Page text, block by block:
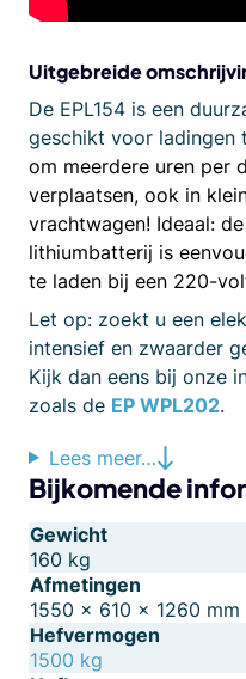
Uitgebreide
De EPL154 is een
geschikt voor ladingen
om meerdere uren per
verplaatsen, ook in
vrachtwagen! Ideaal:
lithiumbatterij is
te laden bij een 220-
Let op: zoekt u een
intensief en zwaarder
Kijk dan eens bij onze
zoals de EP WPL202.
Lees meer…
Bijkomende
Gewicht
160 kg
Afmetingen
1550 × 610 × 1260 mm
Hefvermogen
1500 kg